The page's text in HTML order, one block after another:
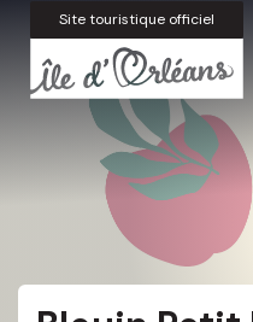
Site touristique officiel